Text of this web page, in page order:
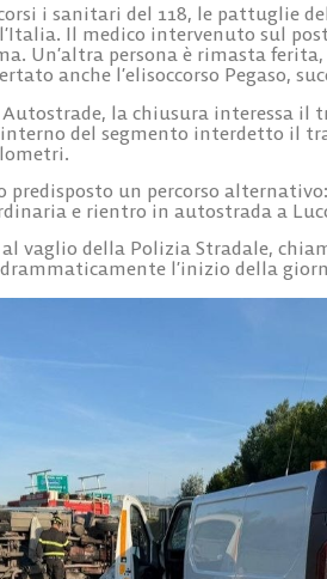
i sanitari del 118, le pattuglie
Il medico intervenuto sul
Un’altra persona è rimasta
anche l’elisoccorso Pegaso,
la chiusura interessa il
del segmento interdetto il
predisposto un percorso
e rientro in autostrada a
al vaglio della Polizia Stradale,
l’inizio della